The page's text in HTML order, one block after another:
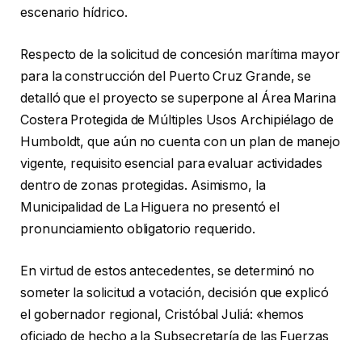
escenario hídrico.
Respecto de la solicitud de concesión marítima mayor
para la construcción del Puerto Cruz Grande, se
detalló que el proyecto se superpone al Área Marina
Costera Protegida de Múltiples Usos Archipiélago de
Humboldt, que aún no cuenta con un plan de manejo
vigente, requisito esencial para evaluar actividades
dentro de zonas protegidas. Asimismo, la
Municipalidad de La Higuera no presentó el
pronunciamiento obligatorio requerido.
En virtud de estos antecedentes, se determinó no
someter la solicitud a votación, decisión que explicó
el gobernador regional, Cristóbal Juliá: «hemos
oficiado de hecho a la Subsecretaría de las Fuerzas